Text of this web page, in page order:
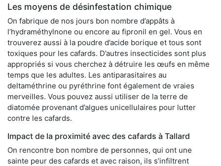
Les moyens de désinfestation chimique
On fabrique de nos jours bon nombre d’appâts à
l’hydraméthylnone ou encore au fipronil en gel. Vous en
trouverez aussi à la poudre d’acide borique et tous sont
toxiques pour les cafards. D’autres insecticides sont plus
appropriés si vous cherchez à détruire les œufs en même
temps que les adultes. Les antiparasitaires au
deltaméthrine ou pyréthrine font également de vraies
merveilles. Vous pouvez aussi utiliser de la terre de
diatomée provenant d’algues unicellulaires pour lutter
contre les cafards.
Impact de la proximité avec des cafards à Tallard
On rencontre bon nombre de personnes, qui ont une
sainte peur des cafards et avec raison, ils s’infiltrent